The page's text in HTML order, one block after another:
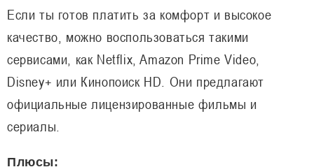
Если ты готов платить за комфорт и высокое
качество, можно воспользоваться такими
сервисами, как Netflix, Amazon Prime Video,
Disney+ или Кинопоиск HD. Они предлагают
официальные лицензированные фильмы и
сериалы.
Плюсы: